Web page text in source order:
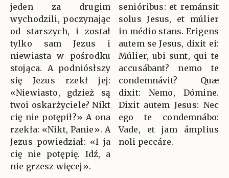
jeden za drugim
wychodzili, poczynając
od starszych, i został
tylko sam Jezus i
niewiasta w pośrodku
stojąca. A podniósłszy
się Jezus rzekł jej:
«Niewiasto, gdzież są
twoi oskarżyciele? Nikt
cię nie potępił?» A ona
rzekła: «Nikt, Panie». A
Jezus powiedział: «I ja
cię nie potępię. Idź, a
nie grzesz więcej».
senióribus: et remánsit
solus Jesus, et múlier
in médio stans. Erigens
autem se Jesus, dixit ei:
Múlier, ubi sunt, qui te
accusábant? nemo te
condemnávit? Quæ
dixit: Nemo, Dómine.
Dixit autem Jesus: Nec
ego te condemnábo:
Vade, et jam ámplius
noli peccáre.